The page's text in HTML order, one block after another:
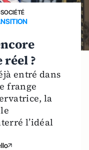
SOCIÉTÉ
?
entré dans
frange
la
l’idéal